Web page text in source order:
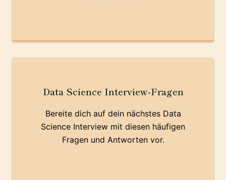
Data Science Interview-Fragen
Bereite dich auf dein nächstes Data
Science Interview mit diesen häufigen
Fragen und Antworten vor.